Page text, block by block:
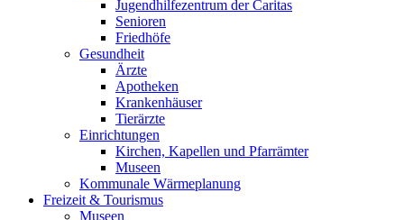
Jugendhilfezentrum der Caritas
Senioren
Friedhöfe
Gesundheit
Ärzte
Apotheken
Krankenhäuser
Tierärzte
Einrichtungen
Kirchen, Kapellen und Pfarrämter
Museen
Kommunale Wärmeplanung
Freizeit & Tourismus
Museen